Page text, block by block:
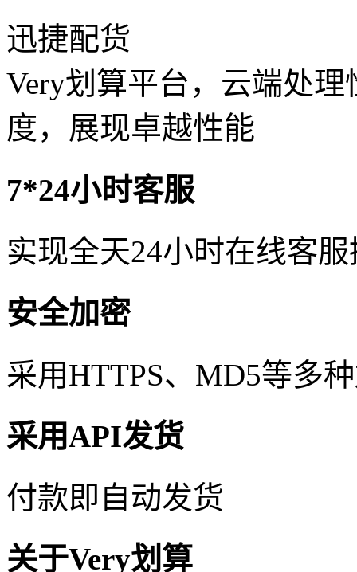
迅捷配货
Very划算平台，云端处
度，展现卓越性能
7*24小时客服
实现全天24小时在线客
安全加密
采用HTTPS、MD5等多
采用API发货
付款即自动发货
关于Very划算